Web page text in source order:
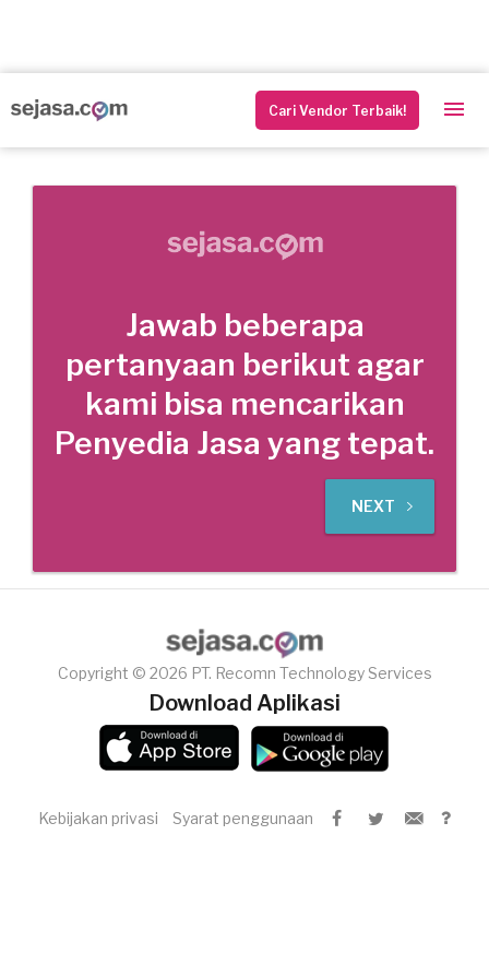
Cari Vendor Terbaik!
Jawab beberapa
pertanyaan berikut agar
kami bisa mencarikan
Penyedia Jasa yang tepat.
NEXT
Copyright © 2026 PT. Recomn Technology Services
Download Aplikasi
Kebijakan privasi Syarat penggunaan